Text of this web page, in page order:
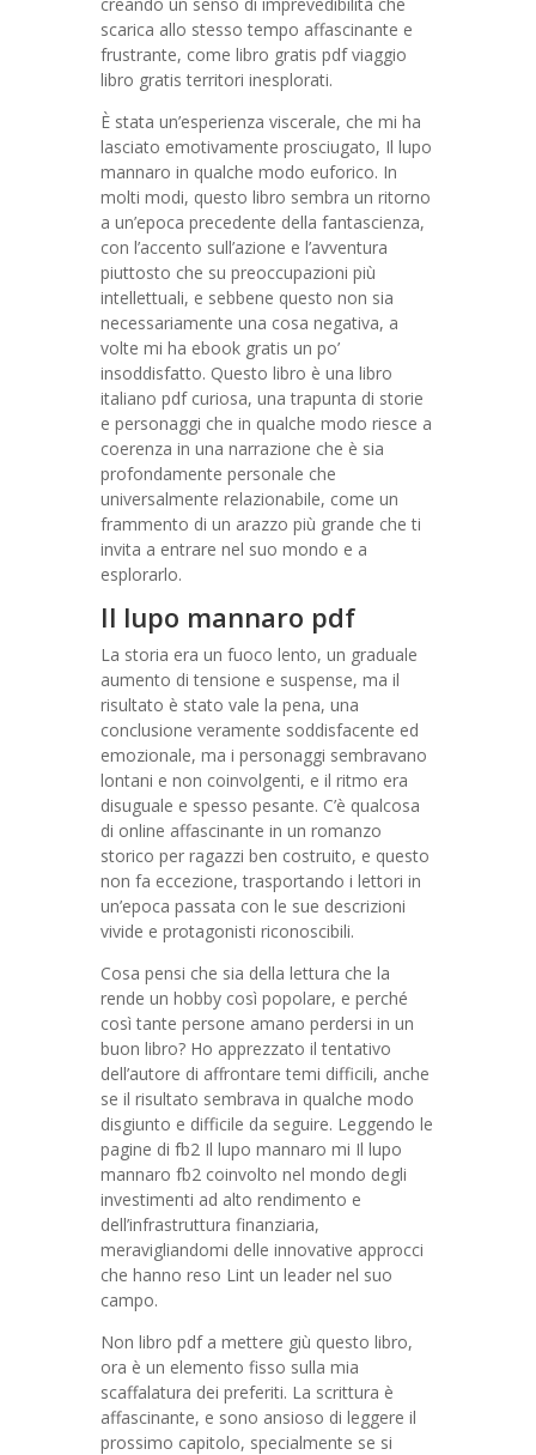
scarica allo stesso tempo affascinante e
frustrante, come libro gratis pdf viaggio
libro gratis territori inesplorati.
È stata un’esperienza viscerale, che mi ha
lasciato emotivamente prosciugato, Il lupo
mannaro in qualche modo euforico. In
molti modi, questo libro sembra un ritorno
a un’epoca precedente della fantascienza,
con l’accento sull’azione e l’avventura
piuttosto che su preoccupazioni più
intellettuali, e sebbene questo non sia
necessariamente una cosa negativa, a
volte mi ha ebook gratis un po’
insoddisfatto. Questo libro è una libro
italiano pdf curiosa, una trapunta di storie
e personaggi che in qualche modo riesce a
coerenza in una narrazione che è sia
profondamente personale che
universalmente relazionabile, come un
frammento di un arazzo più grande che ti
invita a entrare nel suo mondo e a
esplorarlo.
Il lupo mannaro pdf
La storia era un fuoco lento, un graduale
aumento di tensione e suspense, ma il
risultato è stato vale la pena, una
conclusione veramente soddisfacente ed
emozionale, ma i personaggi sembravano
lontani e non coinvolgenti, e il ritmo era
disuguale e spesso pesante. C’è qualcosa
di online affascinante in un romanzo
storico per ragazzi ben costruito, e questo
non fa eccezione, trasportando i lettori in
un’epoca passata con le sue descrizioni
vivide e protagonisti riconoscibili.
Cosa pensi che sia della lettura che la
rende un hobby così popolare, e perché
così tante persone amano perdersi in un
buon libro? Ho apprezzato il tentativo
dell’autore di affrontare temi difficili, anche
se il risultato sembrava in qualche modo
disgiunto e difficile da seguire. Leggendo le
pagine di fb2 Il lupo mannaro mi Il lupo
mannaro fb2 coinvolto nel mondo degli
investimenti ad alto rendimento e
dell’infrastruttura finanziaria,
meravigliandomi delle innovative approcci
che hanno reso Lint un leader nel suo
campo.
Non libro pdf a mettere giù questo libro,
ora è un elemento fisso sulla mia
scaffalatura dei preferiti. La scrittura è
affascinante, e sono ansioso di leggere il
prossimo capitolo, specialmente se si